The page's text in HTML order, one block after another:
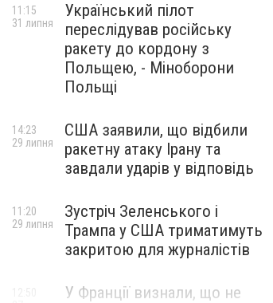
Український пілот
переслідував російську
ракету до кордону з
Польщею, - Міноборони
Польщі
11:15
31 липня
США заявили, що відбили
ракетну атаку Ірану та
завдали ударів у відповідь
14:23
29 липня
Зустріч Зеленського і
Трампа у США триматимуть
закритою для журналістів
11:20
29 липня
У Франції визнали, що не